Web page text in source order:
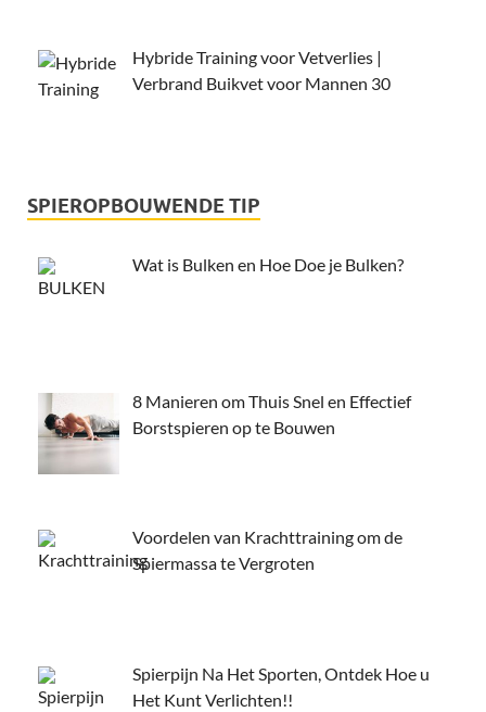
Hybride Training voor Vetverlies |
Verbrand Buikvet voor Mannen 30
SPIEROPBOUWENDE TIP
Wat is Bulken en Hoe Doe je Bulken?
8 Manieren om Thuis Snel en Effectief
Borstspieren op te Bouwen
Voordelen van Krachttraining om de
Spiermassa te Vergroten
Spierpijn Na Het Sporten, Ontdek Hoe u
Het Kunt Verlichten!!